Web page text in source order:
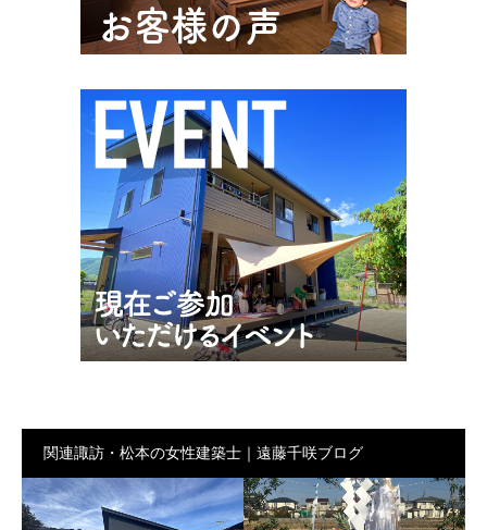
関連諏訪・松本の女性建築士｜遠藤千咲ブログ